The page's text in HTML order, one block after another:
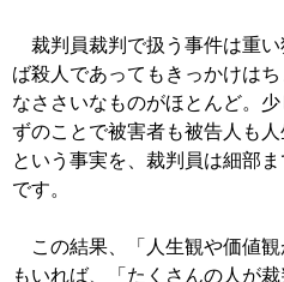
裁判員裁判で扱う事件は重い
ば殺人であってもきっかけは
なささいなものがほとんど。
ずのことで被害者も被告人も
という事実を、裁判員は細部
です。
この結果、「人生観や価値
もいれば、「たくさんの人が